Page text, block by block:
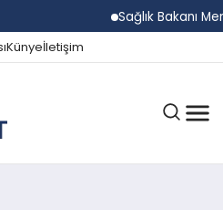
Sağlık Bakanı
Künyeİletişim